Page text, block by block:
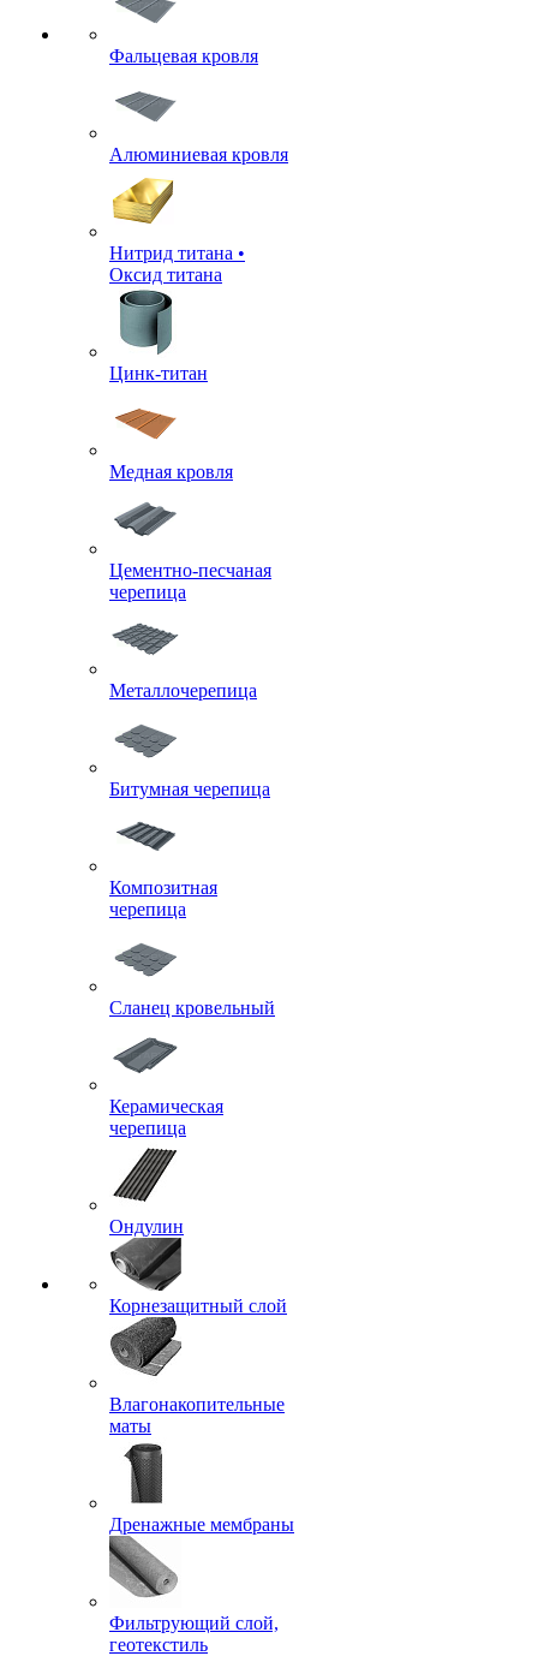
Фальцевая кровля
Алюминиевая кровля
Нитрид титана •
Оксид титана
Цинк-титан
Медная кровля
Цементно-песчаная
черепица
Металлочерепица
Битумная черепица
Композитная
черепица
Сланец кровельный
Керамическая
черепица
Ондулин
Корнезащитный слой
Влагонакопительные
маты
Дренажные мембраны
Фильтрующий слой,
геотекстиль